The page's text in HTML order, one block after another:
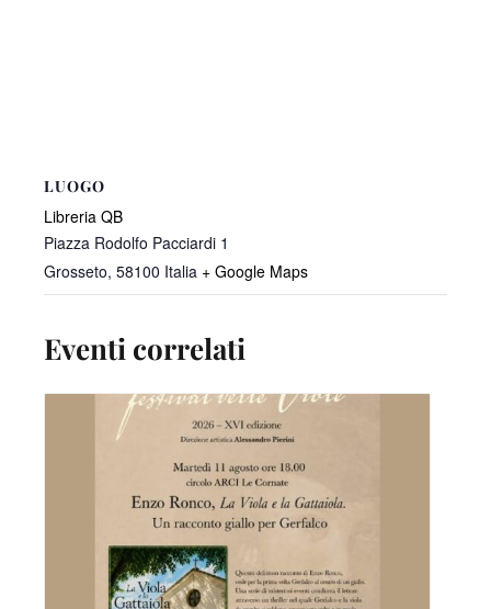
LUOGO
Libreria QB
Piazza Rodolfo Pacciardi 1
Grosseto, 58100 Italia + Google Maps
Eventi correlati